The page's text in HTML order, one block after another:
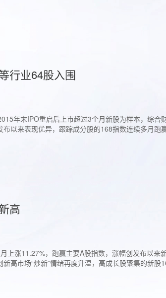
行业64股入围
年末IPO重启后上市超过3个月新股为样本，综合
以来表现优异，跟踪成分股的168指数连续多月跑
高
上涨11.27%，跑赢主要A股指数，涨幅创发布以来
高市场“炒新”情绪再度升温，高成长股聚集的新